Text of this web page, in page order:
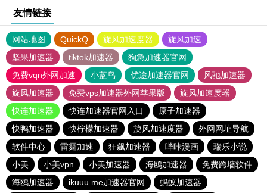
友情链接
网站地图 QuickQ 旋风加速度器
旋风加速
坚果加速器
tiktok加速器
狗急加速器官网
免费vqn外网加速
小蓝鸟 优途加速器官网
风驰加速器
旋风加速器
免费vps加速器外网苹果版
旋风加速度器
快连加速器
快连加速器官网入口
原子加速器
快鸭加速器
快柠檬加速器 旋风加速度器
外网网址导航
软件中心
雷霆加速 狂飙加速器 哔咔漫画
瑞乐小说
小美
小美vpn 小美加速器 海鸥加速器
免费跨墙软件
海鸥加速器
ikuuu.me加速器官网 蚂蚁加速器